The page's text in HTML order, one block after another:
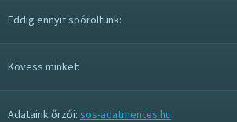
Eddig ennyit spóroltunk:
Kövess minket:
Adataink őrzői: sos-adatmentes.hu